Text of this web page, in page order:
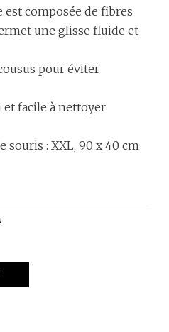
est composée de fibres
une glisse fluide et
pour éviter
et facile à nettoyer
souris : XXL, 90 x 40 cm